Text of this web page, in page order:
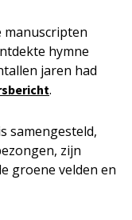
manuscripten
hymne
jaren had
.
samengesteld,
zijn
groene velden en